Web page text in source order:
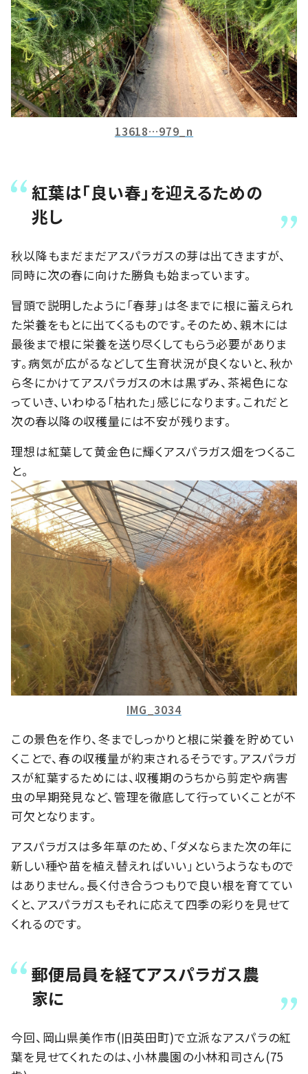
13618…979_n
紅葉は「良い春」を迎えるための
兆し
秋以降もまだまだアスパラガスの芽は出てきますが、
同時に次の春に向けた勝負も始まっています。
冒頭で説明したように「春芽」は冬までに根に蓄えられ
た栄養をもとに出てくるものです。そのため、親木には
最後まで根に栄養を送り尽くしてもらう必要がありま
す。病気が広がるなどして生育状況が良くないと、秋か
ら冬にかけてアスパラガスの木は黒ずみ、茶褐色にな
っていき、いわゆる「枯れた」感じになります。これだと
次の春以降の収穫量には不安が残ります。
理想は紅葉して黄金色に輝くアスパラガス畑をつくるこ
と。
IMG_3034
この景色を作り、冬までしっかりと根に栄養を貯めてい
くことで、春の収穫量が約束されるそうです。アスパラガ
スが紅葉するためには、収穫期のうちから剪定や病害
虫の早期発見など、管理を徹底して行っていくことが不
可欠となります。
アスパラガスは多年草のため、「ダメならまた次の年に
新しい種や苗を植え替えればいい」というようなもので
はありません。長く付き合うつもりで良い根を育ててい
くと、アスパラガスもそれに応えて四季の彩りを見せて
くれるのです。
郵便局員を経てアスパラガス農
家に
今回、岡山県美作市(旧英田町)で立派なアスパラの紅
葉を見せてくれたのは、小林農園の小林和司さん(75